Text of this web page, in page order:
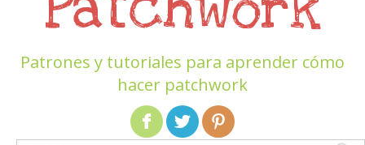
Patrones y tutoriales para aprender cómo
hacer patchwork